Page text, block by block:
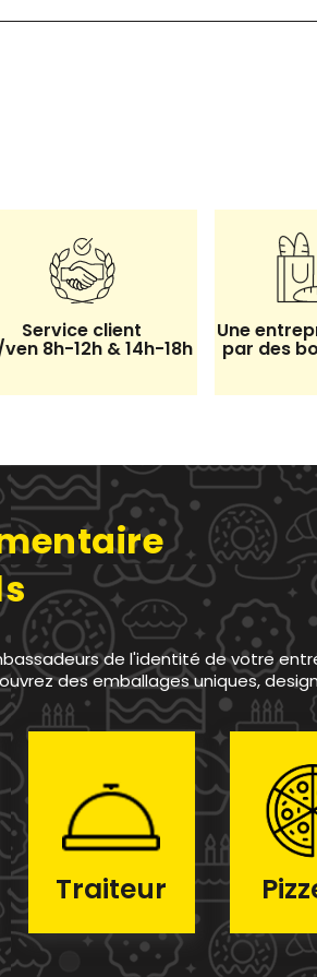
Service client
8h-12h & 14h-18h
Une
par des
de l'identité de votre
des emballages uniques,
Traiteur